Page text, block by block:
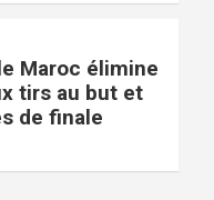
Maroc élimine
tirs au but et
de finale